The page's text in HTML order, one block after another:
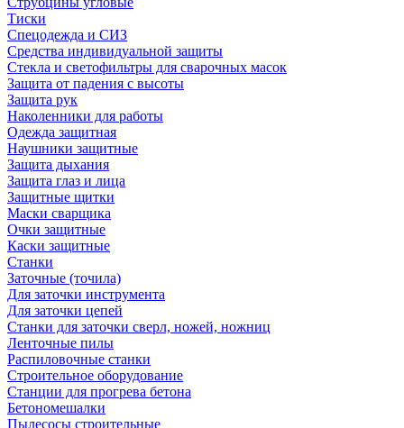
Тиски
Спецодежда и СИЗ
Средства индивидуальной защиты
Стекла и светофильтры для сварочных масок
Защита от падения с высоты
Защита рук
Наколенники для работы
Одежда защитная
Наушники защитные
Защита дыхания
Защита глаз и лица
Защитные щитки
Маски сварщика
Очки защитные
Каски защитные
Станки
Заточные (точила)
Для заточки инструмента
Для заточки цепей
Станки для заточки сверл, ножей, ножниц
Ленточные пилы
Распиловочные станки
Строительное оборудование
Станции для прогрева бетона
Бетономешалки
Пылесосы строительные